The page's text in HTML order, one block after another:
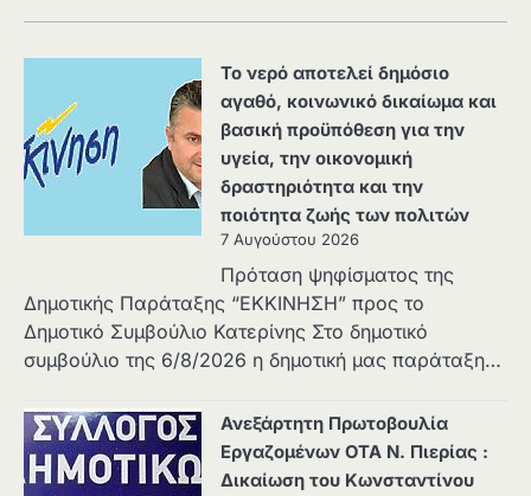
Το νερό αποτελεί δημόσιο
αγαθό, κοινωνικό δικαίωμα και
βασική προϋπόθεση για την
υγεία, την οικονομική
δραστηριότητα και την
ποιότητα ζωής των πολιτών
7 Αυγούστου 2026
Πρόταση ψηφίσματος της
Δημοτικής Παράταξης “ΕΚΚΙΝΗΣΗ” προς το
Δημοτικό Συμβούλιο Κατερίνης Στο δημοτικό
συμβούλιο της 6/8/2026 η δημοτική μας παράταξη…
Ανεξάρτητη Πρωτοβουλία
Εργαζομένων ΟΤΑ Ν. Πιερίας :
Δικαίωση του Κωνσταντίνου